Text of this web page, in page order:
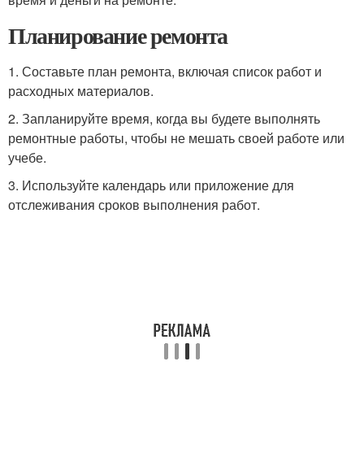
Планирование ремонта
1. Составьте план ремонта, включая список работ и
расходных материалов.
2. Запланируйте время, когда вы будете выполнять
ремонтные работы, чтобы не мешать своей работе или
учебе.
3. Используйте календарь или приложение для
отслеживания сроков выполнения работ.